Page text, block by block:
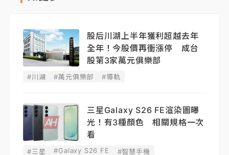
股后川湖上半年獲利超越去年
全年！今股價再衝漲停 成台
股第3家萬元俱樂部
#川湖 #萬元俱樂部 #導軌
三星Galaxy S26 FE渲染圖曝
光！有3種顏色 相關規格一次
看
#三星 #Galaxy S26 FE #智慧手機